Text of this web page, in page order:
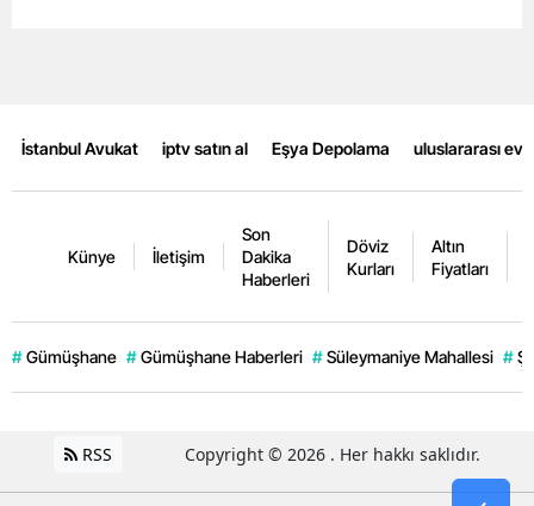
Kars
Kayseri
Kırklareli
Kırşehir
Kocaeli
Konya
Kütahya
İstanbul Avukat iptv satın al Eşya Depolama uluslararası
Künye İletişim
Son
Dakika
Haberleri
Döviz
Kurları
Altın
Fiyatları
# Gümüşhane # Gümüşhane Haberleri # Süleymaniye Mahallesi #
RSS Copyright © 2026 . Her hakkı saklıdır.